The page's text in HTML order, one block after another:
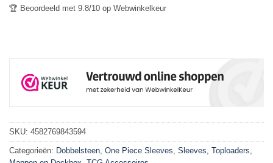
🏆 Beoordeeld met 9.8/10 op Webwinkelkeur
SKU: 4582769843594
Categorieën: Dobbelsteen One Piece Sleeves Sleeves, Toploaders,